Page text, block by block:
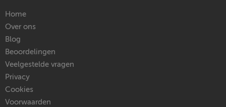
Home
Over ons
Blog
Beoordelingen
Veelgestelde vragen
Privacy
Cookies
Voorwaarden